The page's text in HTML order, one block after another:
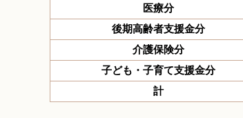
医療分
後期高齢者支援金分
介護保険分
子ども・子育て支援金分
計